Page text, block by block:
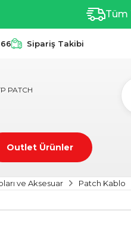
Tüm
Sipariş Takibi
Outlet Ürünler
ve Aksesuar Patch Kablo